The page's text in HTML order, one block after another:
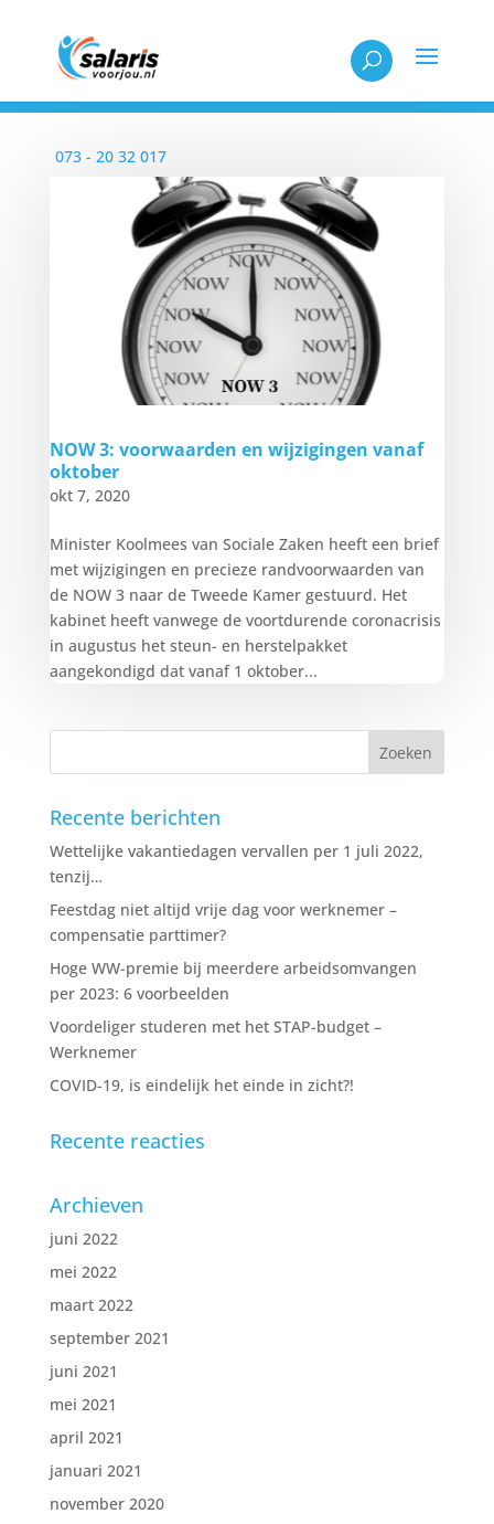
073 - 20 32 017
NOW 3: voorwaarden en wijzigingen vanaf
oktober
okt 7, 2020
Minister Koolmees van Sociale Zaken heeft een brief
met wijzigingen en precieze randvoorwaarden van
de NOW 3 naar de Tweede Kamer gestuurd. Het
kabinet heeft vanwege de voortdurende coronacrisis
in augustus het steun- en herstelpakket
aangekondigd dat vanaf 1 oktober...
Recente berichten
Wettelijke vakantiedagen vervallen per 1 juli 2022,
tenzij…
Feestdag niet altijd vrije dag voor werknemer –
compensatie parttimer?
Hoge WW-premie bij meerdere arbeidsomvangen
per 2023: 6 voorbeelden
Voordeliger studeren met het STAP-budget –
Werknemer
COVID-19, is eindelijk het einde in zicht?!
Recente reacties
Archieven
juni 2022
mei 2022
maart 2022
september 2021
juni 2021
mei 2021
april 2021
januari 2021
november 2020